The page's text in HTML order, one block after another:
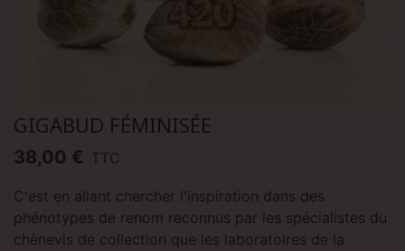
GIGABUD FÉMINISÉE
38,00 € TTC
C'est en allant chercher l'inspiration dans des
phénotypes de renom reconnus par les spécialistes du
chènevis de collection que les laboratoires de la